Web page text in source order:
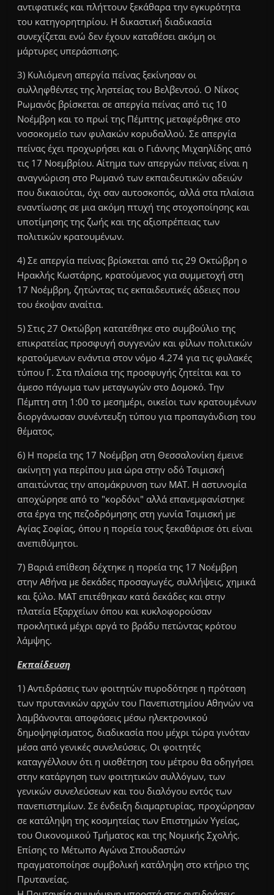
αντιφατικές και πλήττουν ξεκάθαρα την εγκυρότητα
του κατηγορητηρίου. Η δικαστική διαδικασία
συνεχίζεται ενώ δεν έχουν καταθέσει ακόμη οι
μάρτυρες υπεράσπισης.
3) Κυλιόμενη απεργία πείνας ξεκίνησαν οι
συλληφθέντες της ληστείας του Βελβεντού. Ο Νίκος
Ρωμανός βρίσκεται σε απεργία πείνας από τις 10
Νοέμβρη και το πρωί της Πέμπτης μεταφέρθηκε στο
νοσοκομείο των φυλακών κορυδαλλού. Σε απεργία
πείνας έχει προχωρήσει και ο Γιάννης Μιχαηλίδης από
τις 17 Νοεμβρίου. Αίτημα των απεργών πείνας είναι η
αναγνώριση στο Ρωμανό των εκπαιδευτικών αδειών
που δικαιούται, όχι σαν αυτοσκοπός, αλλά στα πλαίσια
εναντίωσης σε μια ακόμη πτυχή της στοχοποίησης και
υποτίμησης της ζωής και της αξιοπρέπειας των
πολιτικών κρατουμένων.
4) Σε απεργία πείνας βρίσκεται από τις 29 Οκτώβρη ο
Ηρακλής Κωστάρης, κρατούμενος για συμμετοχή στη
17 Νοέμβρη, ζητώντας τις εκπαιδευτικές άδειες που
του έκοψαν αναίτια.
5) Στις 27 Οκτώβρη κατατέθηκε στο συμβούλιο της
επικρατείας προσφυγή συγγενών και φίλων πολιτικών
κρατούμενων ενάντια στον νόμο 4.274 για τις φυλακές
τύπου Γ. Στα πλαίσια της προσφυγής ζητείται και το
άμεσο πάγωμα των μεταγωγών στο Δομοκό. Την
Πέμπτη στη 1:00 το μεσημέρι, οικείοι των κρατουμένων
διοργάνωσαν συνέντευξη τύπου για προπαγάνδιση του
θέματος.
6) Η πορεία της 17 Νοέμβρη στη Θεσσαλονίκη έμεινε
ακίνητη για περίπου μια ώρα στην οδό Τσιμισκή
απαιτώντας την απομάκρυνση των ΜΑΤ. Η αστυνομία
αποχώρησε από το "κορδόνι" αλλά επανεμφανίστηκε
στα έργα της πεζοδρόμησης στη γωνία Τσιμισκή με
Αγίας Σοφίας, όπου η πορεία τους ξεκαθάρισε ότι είναι
ανεπιθύμητοι.
7) Βαριά επίθεση δέχτηκε η πορεία της 17 Νοέμβρη
στην Αθήνα με δεκάδες προσαγωγές, συλλήψεις, χημικά
και ξύλο. ΜΑΤ επιτέθηκαν κατά δεκάδες και στην
πλατεία Εξαρχείων όπου και κυκλοφορούσαν
προκλητικά μέχρι αργά το βράδυ πετώντας κρότου
λάμψης.
Εκπαίδευση
1) Αντιδράσεις των φοιτητών πυροδότησε η πρόταση
των πρυτανικών αρχών του Πανεπιστημίου Αθηνών να
λαμβάνονται αποφάσεις μέσω ηλεκτρονικού
δημοψηφίσματος, διαδικασία που μέχρι τώρα γινόταν
μέσα από γενικές συνελεύσεις. Οι φοιτητές
καταγγέλλουν ότι η υιοθέτηση του μέτρου θα οδηγήσει
στην κατάργηση των φοιτητικών συλλόγων, των
γενικών συνελεύσεων και του διαλόγου εντός των
πανεπιστημίων. Σε ένδειξη διαμαρτυρίας, προχώρησαν
σε κατάληψη της κοσμητείας των Επιστημών Υγείας,
του Οικονομικού Τμήματος και της Νομικής Σχολής.
Επίσης το Μέτωπο Αγώνα Σπουδαστών
πραγματοποίησε συμβολική κατάληψη στο κτήριο της
Πρυτανείας.